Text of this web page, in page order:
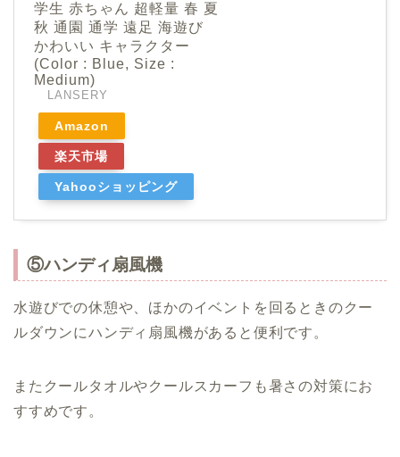
学生 赤ちゃん 超軽量 春 夏
秋 通園 通学 遠足 海遊び
かわいい キャラクター
(Color : Blue, Size :
Medium)
LANSERY
Amazon
楽天市場
Yahooショッピング
⑤ハンディ扇風機
水遊びでの休憩や、ほかのイベントを回るときのクー
ルダウンにハンディ扇風機があると便利です。
またクールタオルやクールスカーフも暑さの対策にお
すすめです。